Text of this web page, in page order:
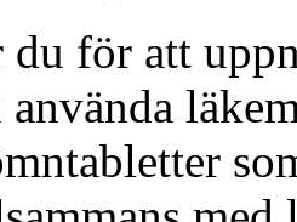
du för att
använda